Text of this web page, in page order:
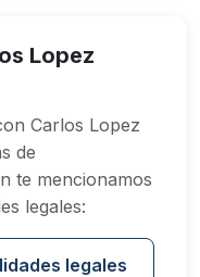
Lopez
Carlos Lopez
de
te mencionamos
legales:
legales